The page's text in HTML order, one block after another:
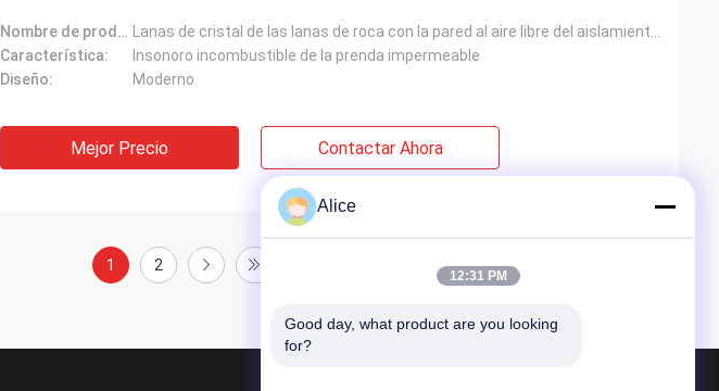
Nombre de producto:
Característica:
Insonoro incombustible de la prenda impermeable
Diseño:
Moderno
Mejor Precio Contactar Ahora
1 2
Alice
12:31 PM
Good day, what product are you looking
for?